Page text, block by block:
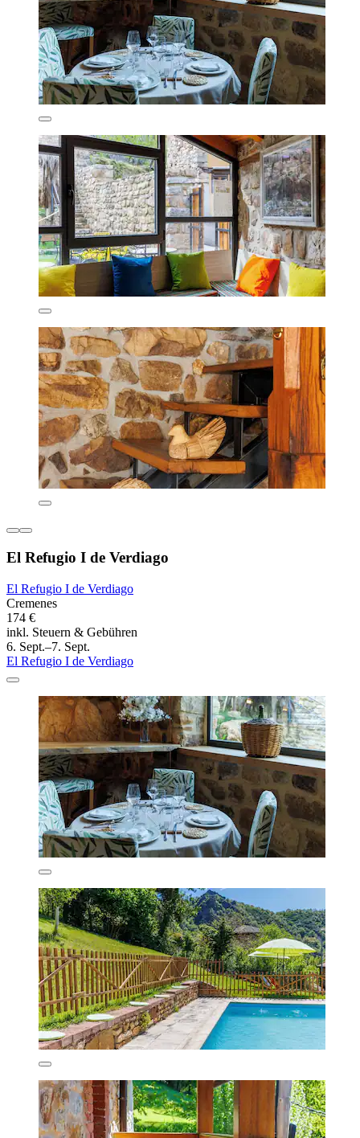
El Refugio I de Verdiago
El Refugio I de Verdiago
Cremenes
174 €
inkl. Steuern & Gebühren
6. Sept.–7. Sept.
El Refugio I de Verdiago